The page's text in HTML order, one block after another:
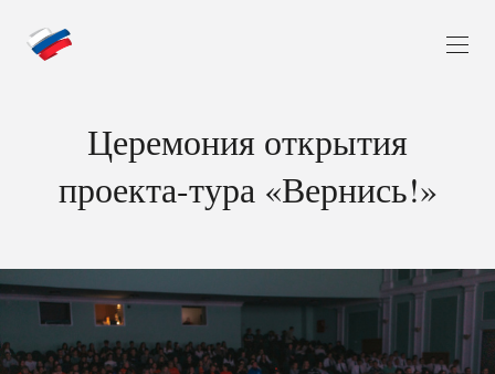
Церемония открытия
проекта-тура «Вернись!»